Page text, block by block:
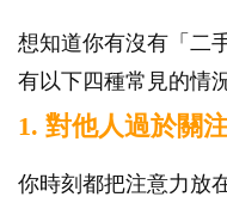
想知道你有沒有「二
有以下四種常見的情
1. 對他人過於關
你時刻都把注意力放